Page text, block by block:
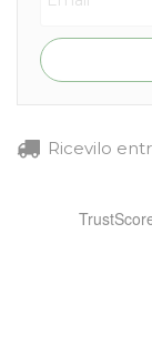
Ricevilo